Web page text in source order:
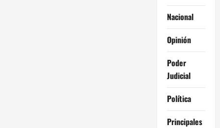
Nacional
Opinión
Poder
Judicial
Política
Principales